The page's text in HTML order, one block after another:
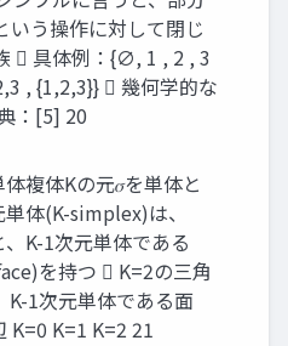
いう操作に対して閉じ
 具体例：{∅, 1 , 2 , 3
, {1,2,3}}  幾何学的な
：[5] 20
複体Kの元𝜎を単体と
体(K-simplex)は、
K-1次元単体である
を持つ  K=2の三角
K-1次元単体である面
K=0 K=1 K=2 21